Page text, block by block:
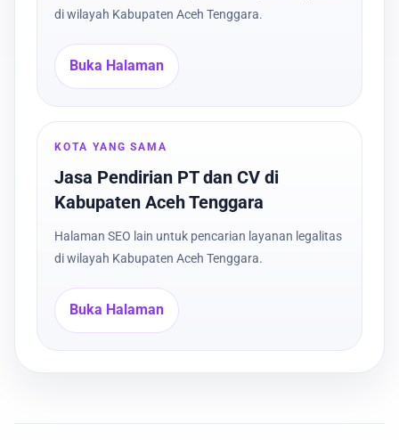
di wilayah Kabupaten Aceh Tenggara.
Buka Halaman
KOTA YANG SAMA
Jasa Pendirian PT dan CV di
Kabupaten Aceh Tenggara
Halaman SEO lain untuk pencarian layanan legalitas
di wilayah Kabupaten Aceh Tenggara.
Buka Halaman